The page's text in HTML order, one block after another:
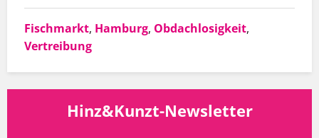
Fischmarkt, Hamburg, Obdachlosigkeit,
Vertreibung
Hinz&Kunzt-Newsletter